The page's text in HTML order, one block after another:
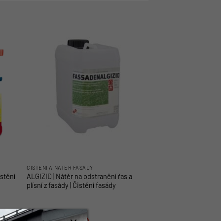
ČIŠTĚNÍ A NÁTĚR FASÁDY
ALGIZID | Nátěr na odstranění řas a
plísní z fasády | Čistění fasády